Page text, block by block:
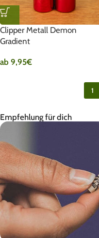
Clipper Metall Demon
Gradient
ab 9,95€
1
Empfehlung für dich